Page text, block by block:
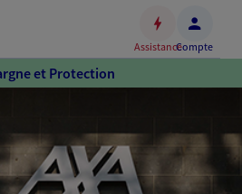
Accéder
au
Accéder
au
pied
AssistanceCompte
et Protection